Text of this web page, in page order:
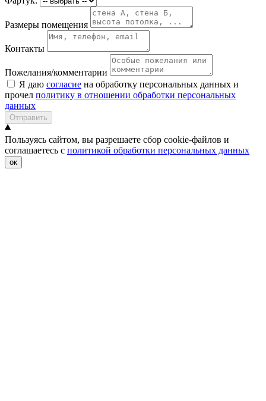
Размеры помещения
Контакты
Пожелания/комментарии
Я даю согласие на обработку персональных данных и
прочел политику в отношении обработки персональных
данных
Отправить
Пользуясь сайтом, вы разрешаете сбор cookie-файлов и
соглашаетесь с политикой обработки персональных данных
ок